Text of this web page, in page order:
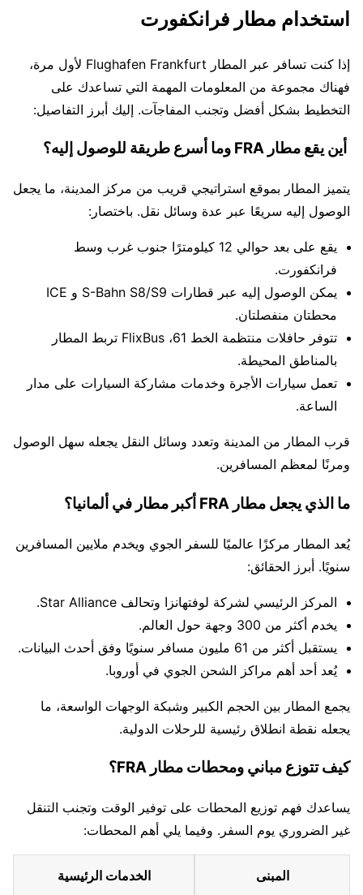
استخدام مطار فرانكفورت
إذا كنت تسافر عبر المطار Flughafen Frankfurt لأول مرة،
فهناك مجموعة من المعلومات المهمة التي تساعدك على
التخطيط بشكل أفضل وتجنب المفاجآت. إليك أبرز التفاصيل:
أين يقع مطار FRA وما أسرع طريقة للوصول إليه؟
يتميز المطار بموقع استراتيجي قريب من مركز المدينة، ما يجعل
الوصول إليه سريعًا عبر عدة وسائل نقل. باختصار:
يقع على بعد حوالي 12 كيلومترًا جنوب غرب وسط
فرانكفورت.
يمكن الوصول إليه عبر قطارات S-Bahn S8/S9 و ICE
محطتان منفصلتان.
تتوفر حافلات منتظمة الخط 61، FlixBus تربط المطار
بالمناطق المحيطة.
تعمل سيارات الأجرة وخدمات مشاركة السيارات على مدار
الساعة.
قرب المطار من المدينة وتعدد وسائل النقل يجعله سهل الوصول
ومرنًا لمعظم المسافرين.
ما الذي يجعل مطار FRA أكبر مطار في ألمانيا؟
يُعد المطار مركزًا عالميًا للسفر الجوي ويخدم ملايين المسافرين
سنويًا. أبرز الحقائق:
المركز الرئيسي لشركة لوفتهانزا وتحالف Star Alliance.
يخدم أكثر من 300 وجهة حول العالم.
يستقبل أكثر من 61 مليون مسافر سنويًا وفق أحدث البيانات.
يُعد أحد أهم مراكز الشحن الجوي في أوروبا.
يجمع المطار بين الحجم الكبير وشبكة الوجهات الواسعة، ما
يجعله نقطة انطلاق رئيسية للرحلات الدولية.
كيف تتوزع مباني ومحطات مطار FRA؟
يساعدك فهم توزيع المحطات على توفير الوقت وتجنب التنقل
غير الضروري يوم السفر. وفيما يلي أهم المحطات:
المبنى الخدمات الرئيسية